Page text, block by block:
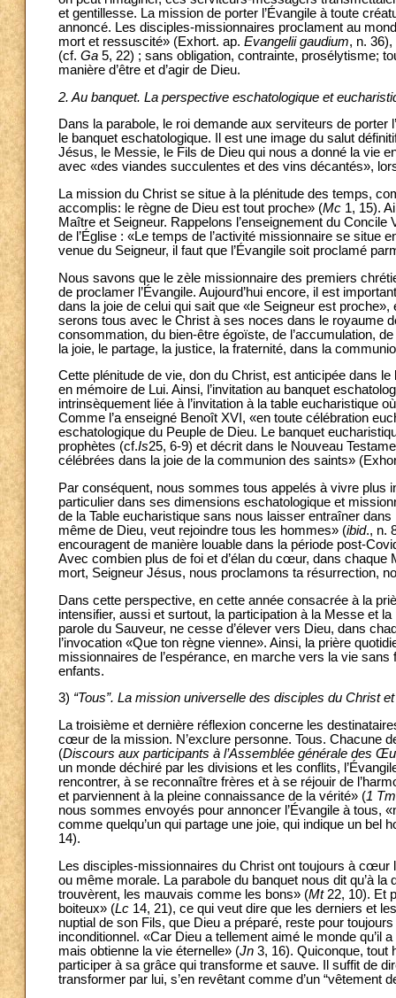
et gentillesse. La mission de porter l’Évangile à toute
annoncé. Les disciples-missionnaires proclament au
mort et ressuscité» (Exhort. ap. Evangelii gaudium, n.
(cf. Ga 5, 22) ; sans obligation, contrainte, prosélytisme;
manière d’être et d’agir de Dieu.
2. Au banquet. La perspective eschatologique et
Dans la parabole, le roi demande aux serviteurs de
le banquet eschatologique. Il est une image du salut
Jésus, le Messie, le Fils de Dieu qui nous a donné la vie
avec «des viandes succulentes et des vins décantés»,
La mission du Christ se situe à la plénitude des temps,
accomplis: le règne de Dieu est tout proche» (Mc 1, 15).
Maître et Seigneur. Rappelons l’enseignement du
de l’Église : «Le temps de l’activité missionnaire se situe
venue du Seigneur, il faut que l’Évangile soit proclamé
Nous savons que le zèle missionnaire des premiers
de proclamer l’Évangile. Aujourd’hui encore, il est
dans la joie de celui qui sait que «le Seigneur est
serons tous avec le Christ à ses noces dans le royaume
consommation, du bien-être égoïste, de l’accumulation,
la joie, le partage, la justice, la fraternité, dans la
Cette plénitude de vie, don du Christ, est anticipée dans
en mémoire de Lui. Ainsi, l’invitation au banquet
intrinsèquement liée à l’invitation à la table eucharistique
Comme l’a enseigné Benoît XVI, «en toute célébration
eschatologique du Peuple de Dieu. Le banquet
prophètes (cf.Is25, 6-9) et décrit dans le Nouveau
célébrées dans la joie de la communion des saints»
Par conséquent, nous sommes tous appelés à vivre
particulier dans ses dimensions eschatologique et
de la Table eucharistique sans nous laisser entraîner
même de Dieu, veut rejoindre tous les hommes» (ibid., n.
encouragent de manière louable dans la période post-
Avec combien plus de foi et d’élan du cœur, dans
mort, Seigneur Jésus, nous proclamons ta résurrection,
Dans cette perspective, en cette année consacrée à la
intensifier, aussi et surtout, la participation à la Messe et
parole du Sauveur, ne cesse d’élever vers Dieu, dans
l’invocation «Que ton règne vienne». Ainsi, la prière
missionnaires de l’espérance, en marche vers la vie
enfants.
3) “Tous”. La mission universelle des disciples du Christ
La troisième et dernière réflexion concerne les
cœur de la mission. N’exclure personne. Tous. Chacune
(Discours aux participants à l’Assemblée générale des
un monde déchiré par les divisions et les conflits,
rencontrer, à se reconnaître frères et à se réjouir de
et parviennent à la pleine connaissance de la vérité» (1 Tm
nous sommes envoyés pour annoncer l’Évangile à tous,
comme quelqu’un qui partage une joie, qui indique un
14).
Les disciples-missionnaires du Christ ont toujours à
ou même morale. La parabole du banquet nous dit qu’à
trouvèrent, les mauvais comme les bons» (Mt22, 10). Et
boiteux» (Lc 14, 21), ce qui veut dire que les derniers et
nuptial de son Fils, que Dieu a préparé, reste pour
inconditionnel. «Car Dieu a tellement aimé le monde qu’il
mais obtienne la vie éternelle» (Jn 3, 16). Quiconque, tout
participer à sa grâce qui transforme et sauve. Il suffit de
transformer par lui, s’en revêtant comme d’un “vêtement